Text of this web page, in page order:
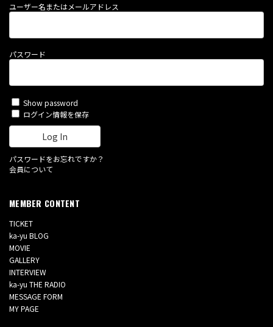
ユーザー名またはメールアドレス
パスワード
Show password
ログイン情報を保存
パスワードをお忘れですか？
会員について
MEMBER CONTENT
TICKET
ka-yu BLOG
MOVIE
GALLERY
INTERVIEW
ka-yu THE RADIO
MESSAGE FORM
MY PAGE